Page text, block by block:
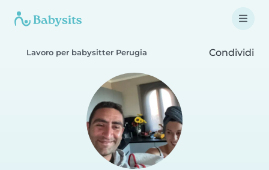
Lavoro per babysitter Perugia Condividi